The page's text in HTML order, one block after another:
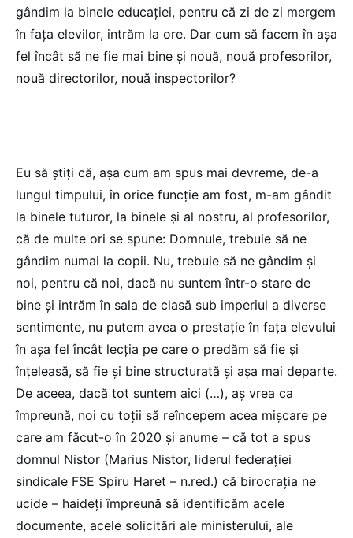
gândim la binele educației, pentru că zi de zi mergem
în fața elevilor, intrăm la ore. Dar cum să facem în așa
fel încât să ne fie mai bine și nouă, nouă profesorilor,
nouă directorilor, nouă inspectorilor?
Eu să știți că, așa cum am spus mai devreme, de-a
lungul timpului, în orice funcție am fost, m-am gândit
la binele tuturor, la binele și al nostru, al profesorilor,
că de multe ori se spune: Domnule, trebuie să ne
gândim numai la copii. Nu, trebuie să ne gândim și
noi, pentru că noi, dacă nu suntem într-o stare de
bine și intrăm în sala de clasă sub imperiul a diverse
sentimente, nu putem avea o prestație în fața elevului
în așa fel încât lecția pe care o predăm să fie și
înțeleasă, să fie și bine structurată și așa mai departe.
De aceea, dacă tot suntem aici (…), aș vrea ca
împreună, noi cu toții să reîncepem acea mișcare pe
care am făcut-o în 2020 și anume – că tot a spus
domnul Nistor (Marius Nistor, liderul federației
sindicale FSE Spiru Haret – n.red.) că birocrația ne
ucide – haideți împreună să identificăm acele
documente, acele solicitări ale ministerului, ale